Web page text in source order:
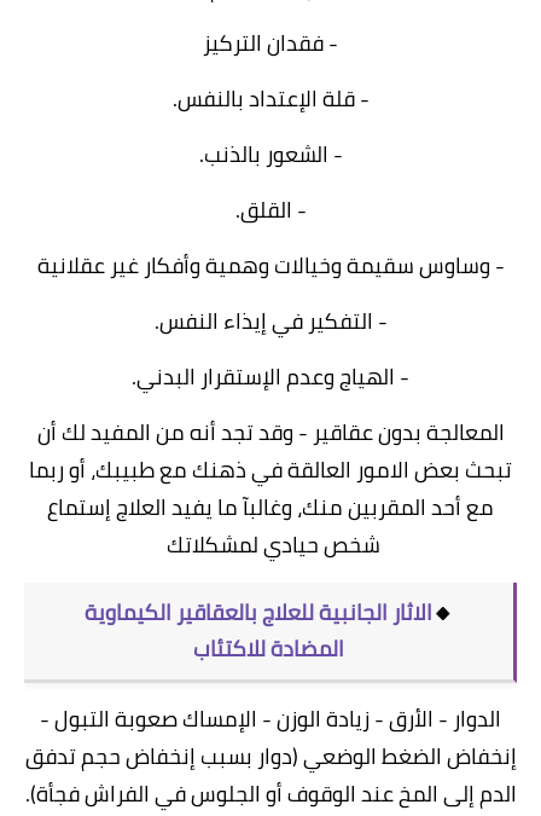
- فقدان التركيز
- قلة الإعتداد بالنفس.
- الشعور بالذنب.
- القلق.
- وساوس سقيمة وخيالات وهمية وأفكار غير عقلانية
- التفكير في إيذاء النفس.
- الهياج وعدم الإستقرار البدني.
المعالجة بدون عقاقير - وقد تجد أنه من المفيد لك أن
تبحث بعض الامور العالقة في ذهنك مع طبيبك، أو ربما
مع أحد المقربين منك، وغالبآ ما يفيد العلاج إستماع
شخص حيادي لمشكلاتك
🔸الاثار الجانبية للعلاج بالعقاقير الكيماوية
المضادة للاكتئاب
الدوار - الأرق - زيادة الوزن - الإمساك صعوبة التبول -
إنخفاض الضغط الوضعي (دوار بسبب إنخفاض حجم تدفق
الدم إلى المخ عند الوقوف أو الجلوس في الفراش فجأة).